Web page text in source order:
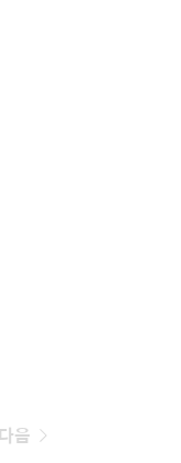
다음